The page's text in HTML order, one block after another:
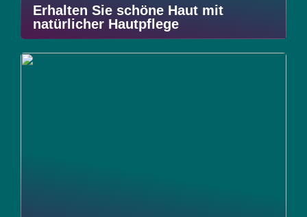
Erhalten Sie schöne Haut mit
natürlicher Hautpflege